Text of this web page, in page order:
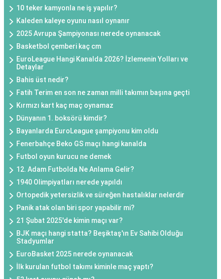
10 teker kamyonla ne iş yapılır?
Kaleden kaleye oyunu nasıl oynanır
2025 Avrupa Şampiyonası nerede oynanacak
Basketbol çemberi kaç cm
EuroLeague Hangi Kanalda 2026? İzlemenin Yolları ve
Detaylar
Bahis üst nedir?
Fatih Terim en son ne zaman milli takımın başına geçti
Kırmızı kart kaç maç oynamaz
Dünyanın 1. boksörü kimdir?
Bayanlarda EuroLeague şampiyonu kim oldu
Fenerbahçe Beko GS maçı hangi kanalda
Futbol oyun kurucu ne demek
12. Adam Futbolda Ne Anlama Gelir?
1940 Olimpiyatları nerede yapıldı
Ortopedik yetersizlik ve süreğen hastalıklar nelerdir
Panik atak olan biri spor yapabilir mi?
21 Şubat 2025'de kimin maçı var?
BJK maçı hangi statta? Beşiktaş'ın Ev Sahibi Olduğu
Stadyumlar
EuroBasket 2025 nerede oynanacak
İlk kurulan futbol takımı kiminle maç yaptı?